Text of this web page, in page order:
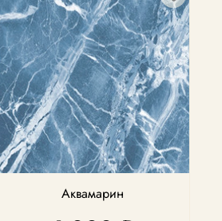
Аквамарин